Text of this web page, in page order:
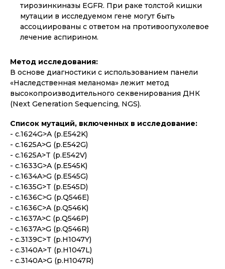
тирозинкиназы EGFR. При раке толстой кишки
мутации в исследуемом гене могут быть
ассоциированы с ответом на противоопухолевое
лечение аспирином.
Метод исследования:
В основе диагностики с использованием панели
«Наследственная меланома» лежит метод
высокопроизводительного секвенирования ДНК
(Next Generation Sequencing, NGS).
Список мутаций, включенных в исследование:
- c.1624G>A (p.E542K)
- c.1625A>G (p.E542G)
- c.1625A>T (p.E542V)
- c.1633G>A (p.E545K)
- c.1634A>G (p.E545G)
- c.1635G>T (p.E545D)
- c.1636C>G (p.Q546E)
- c.1636C>A (p.Q546K)
- c.1637A>C (p.Q546P)
- c.1637A>G (p.Q546R)
- c.3139C>T (p.H1047Y)
- c.3140A>T (p.H1047L)
- c.3140A>G (p.H1047R)